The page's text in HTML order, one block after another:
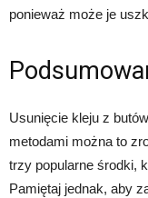
ponieważ może je
Usunięcie kleju z
metodami można to
trzy popularne środki,
Pamiętaj jednak, aby